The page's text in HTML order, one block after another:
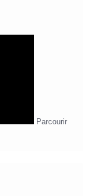
Parcourir